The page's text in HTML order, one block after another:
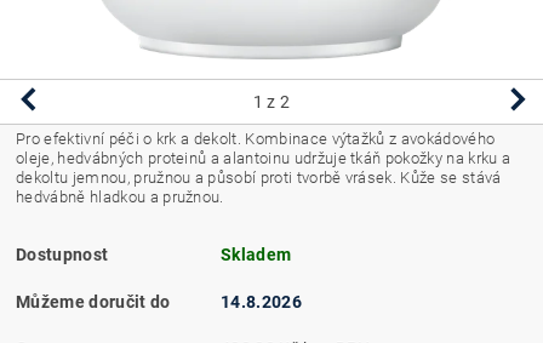
1 z 2
Pro efektivní péči o krk a dekolt. Kombinace výtažků z avokádového
oleje, hedvábných proteinů a alantoinu udržuje tkáň pokožky na krku a
dekoltu jemnou, pružnou a působí proti tvorbě vrásek. Kůže se stává
hedvábně hladkou a pružnou.
Dostupnost Skladem
Můžeme doručit do 14.8.2026